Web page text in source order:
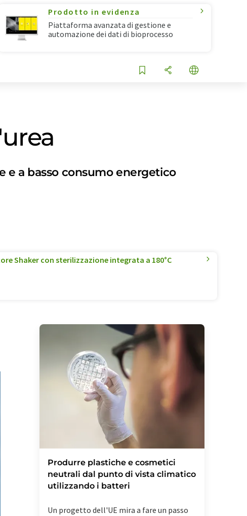
Prodotto in evidenza
Piattaforma avanzata di gestione e
automazione dei dati di bioprocesso
e a basso consumo energetico
Shaker con sterilizzazione integrata a 180°C
Produrre plastiche e cosmetici
neutrali dal punto di vista climatico
utilizzando i batteri
Un progetto dell'UE mira a fare un passo